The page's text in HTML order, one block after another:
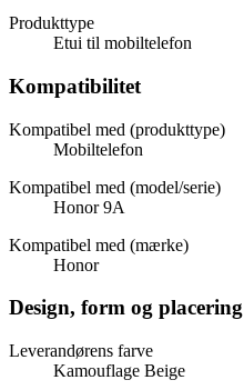
Produkttype
Etui til mobiltelefon
Kompatibilitet
Kompatibel med (produkttype)
Mobiltelefon
Kompatibel med (model/serie)
Honor 9A
Kompatibel med (mærke)
Honor
Design, form og placering
Leverandørens farve
Kamouflage Beige